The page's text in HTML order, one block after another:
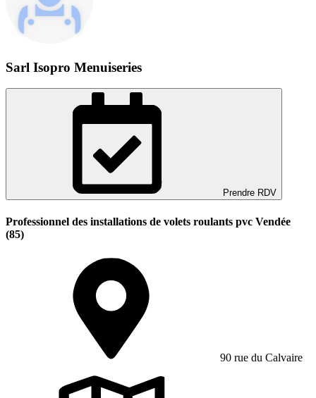
Sarl Isopro Menuiseries
Prendre RDV
Professionnel des installations de volets roulants pvc Vendée
(85)
90 rue du Calvaire